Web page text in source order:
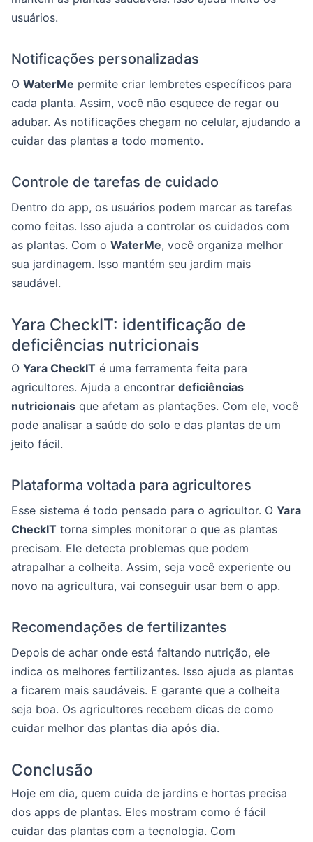
usuários.
Notificações personalizadas
O WaterMe permite criar lembretes específicos para
cada planta. Assim, você não esquece de regar ou
adubar. As notificações chegam no celular, ajudando a
cuidar das plantas a todo momento.
Controle de tarefas de cuidado
Dentro do app, os usuários podem marcar as tarefas
como feitas. Isso ajuda a controlar os cuidados com
as plantas. Com o WaterMe, você organiza melhor
sua jardinagem. Isso mantém seu jardim mais
saudável.
Yara CheckIT: identificação de
deficiências nutricionais
O Yara CheckIT é uma ferramenta feita para
agricultores. Ajuda a encontrar deficiências
nutricionais que afetam as plantações. Com ele, você
pode analisar a saúde do solo e das plantas de um
jeito fácil.
Plataforma voltada para agricultores
Esse sistema é todo pensado para o agricultor. O Yara
CheckIT torna simples monitorar o que as plantas
precisam. Ele detecta problemas que podem
atrapalhar a colheita. Assim, seja você experiente ou
novo na agricultura, vai conseguir usar bem o app.
Recomendações de fertilizantes
Depois de achar onde está faltando nutrição, ele
indica os melhores fertilizantes. Isso ajuda as plantas
a ficarem mais saudáveis. E garante que a colheita
seja boa. Os agricultores recebem dicas de como
cuidar melhor das plantas dia após dia.
Conclusão
Hoje em dia, quem cuida de jardins e hortas precisa
dos apps de plantas. Eles mostram como é fácil
cuidar das plantas com a tecnologia. Com